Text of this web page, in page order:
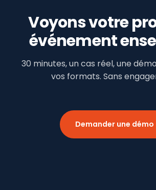
Voyons votre
événement
30 minutes, un cas réel, une
vos formats. Sans
Demander une démo